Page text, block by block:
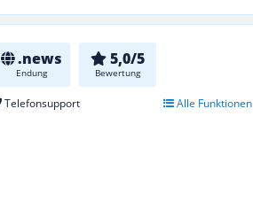
.news
Endung
5,0/5
Bewertung
Telefonsupport Alle Funktionen